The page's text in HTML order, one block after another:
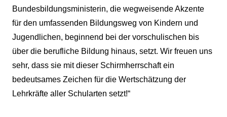
Bundesbildungsministerin, die wegweisende Akzente
für den umfassenden Bildungsweg von Kindern und
Jugendlichen, beginnend bei der vorschulischen bis
über die berufliche Bildung hinaus, setzt. Wir freuen uns
sehr, dass sie mit dieser Schirmherrschaft ein
bedeutsames Zeichen für die Wertschätzung der
Lehrkräfte aller Schularten setzt!“